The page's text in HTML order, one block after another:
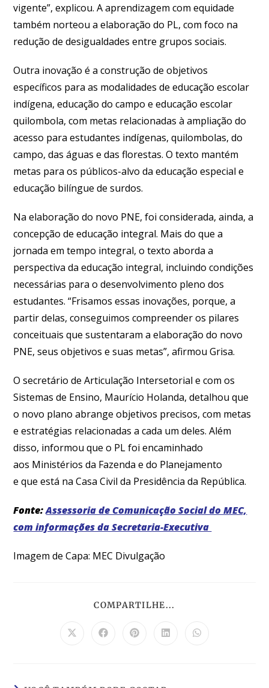
vigente”, explicou. A aprendizagem com equidade
também norteou a elaboração do PL, com foco na
redução de desigualdades entre grupos sociais.
Outra inovação é a construção de objetivos
específicos para as modalidades de educação escolar
indígena, educação do campo e educação escolar
quilombola, com metas relacionadas à ampliação do
acesso para estudantes indígenas, quilombolas, do
campo, das águas e das florestas. O texto mantém
metas para os públicos-alvo da educação especial e
educação bilíngue de surdos.
Na elaboração do novo PNE, foi considerada, ainda, a
concepção de educação integral. Mais do que a
jornada em tempo integral, o texto aborda a
perspectiva da educação integral, incluindo condições
necessárias para o desenvolvimento pleno dos
estudantes. “Frisamos essas inovações, porque, a
partir delas, conseguimos compreender os pilares
conceituais que sustentaram a elaboração do novo
PNE, seus objetivos e suas metas”, afirmou Grisa.
O secretário de Articulação Intersetorial e com os
Sistemas de Ensino, Maurício Holanda, detalhou que
o novo plano abrange objetivos precisos, com metas
e estratégias relacionadas a cada um deles. Além
disso, informou que o PL foi encaminhado
aos Ministérios da Fazenda e do Planejamento
e que está na Casa Civil da Presidência da República.
Fonte:Assessoria de Comunicação Social do MEC,
com informações da Secretaria-Executiva
Imagem de Capa: MEC Divulgação
COMPARTILHE...